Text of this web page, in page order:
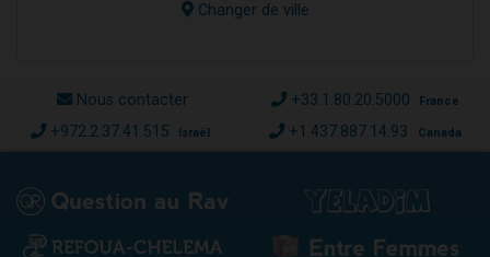
Changer de ville
Nous contacter +33.1.80.20.5000 France
+972.2.37.41.515 Israël +1.437.887.14.93 Canada